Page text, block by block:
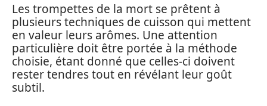
Les trompettes de la mort se prêtent à
plusieurs techniques de cuisson qui mettent
en valeur leurs arômes. Une attention
particulière doit être portée à la méthode
choisie, étant donné que celles-ci doivent
rester tendres tout en révélant leur goût
subtil.